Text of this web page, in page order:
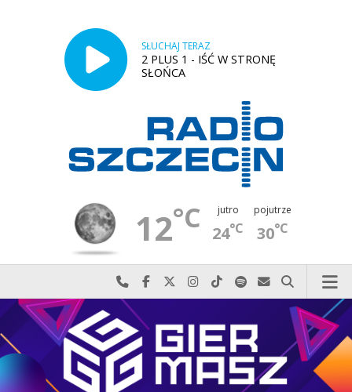
SŁUCHAJ TERAZ
2 PLUS 1 - IŚĆ W STRONĘ
SŁOŃCA
12°C jutro
24°C
pojutrze
30°C
Najlepiej po prostu do nas zadzwoń
Odwiedź nas na Facebook-u
Odwiedź nas na X
Odwiedź nas na Instagram-ie
Odwiedź nas na TikTok-u
Szukaj nas na Spotify
Wyślij do nas
Szukaj